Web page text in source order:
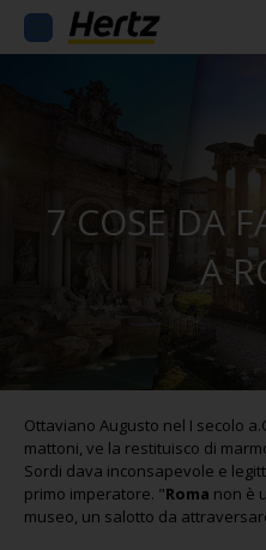
7 COSE DA
A
Ottaviano Augusto nel I secolo
mattoni, ve la restituisco di
Sordi dava inconsapevole e
primo imperatore. "Roma non è
museo, un salotto da